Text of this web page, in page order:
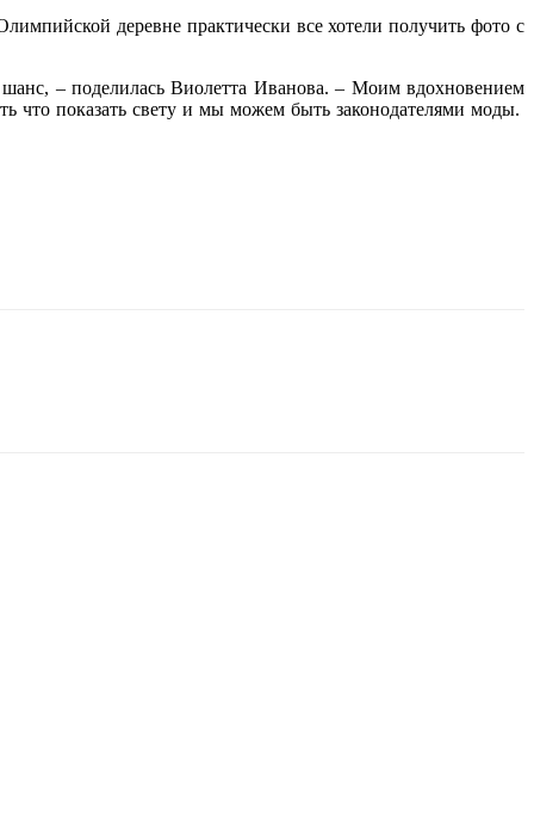
деревне практически все хотели получить фото с
– поделилась Виолетта Иванова. – Моим вдохновением
что показать свету и мы можем быть законодателями моды.